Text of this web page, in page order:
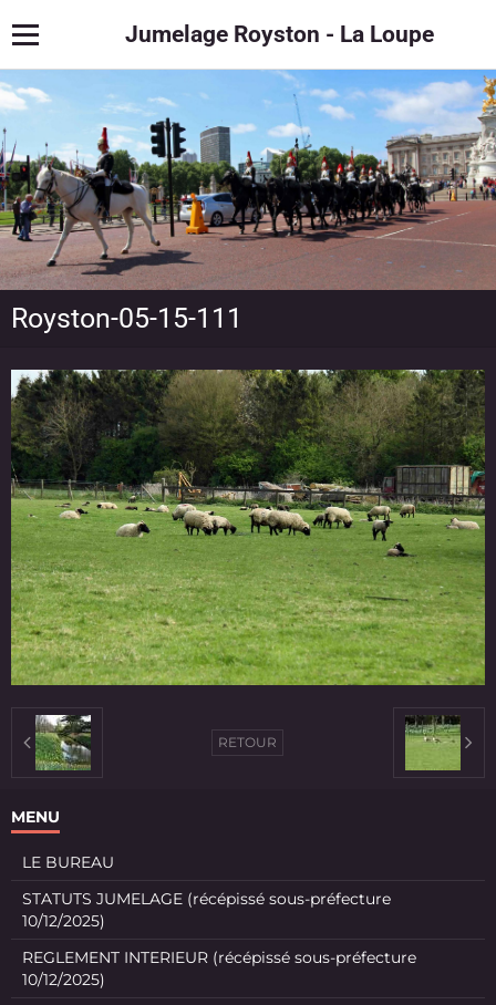
Jumelage Royston - La Loupe
Royston-05-15-111
RETOUR
MENU
LE BUREAU
STATUTS JUMELAGE (récépissé sous-préfecture
10/12/2025)
REGLEMENT INTERIEUR (récépissé sous-préfecture
10/12/2025)